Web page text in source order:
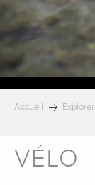
Accueil Explorer
VÉLO